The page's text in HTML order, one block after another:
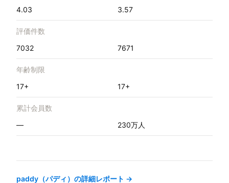
4.03
3.57
評価件数
7032
7671
年齢制限
17+
17+
累計会員数
—
230万人
paddy（パディ） の詳細レポート →